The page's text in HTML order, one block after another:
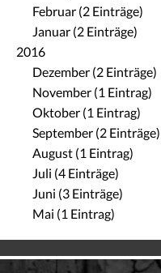
Februar (2 Einträge)
Januar (2 Einträge)
2016
Dezember (2 Einträge)
November (1 Eintrag)
Oktober (1 Eintrag)
September (2 Einträge)
August (1 Eintrag)
Juli (4 Einträge)
Juni (3 Einträge)
Mai (1 Eintrag)